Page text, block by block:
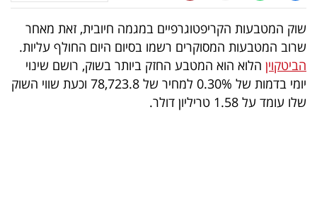
טלוויזיה
עסקי
ספורט
קריירה
שוק המטבעות הקריפטוגרפיים במגמה חיובית, זאת מאחר
שרוב המטבעות המסוקרים רשמו בסיום היום החולף עליות.
הביטקוין הלוא הוא המטבע החזק ביותר בשוק, רושם שינוי
יומי בדמות של 0.30% למחיר של 78,723.8 וכעת שווי השוק
שלו עומד על 1.58 טריליון דולר.